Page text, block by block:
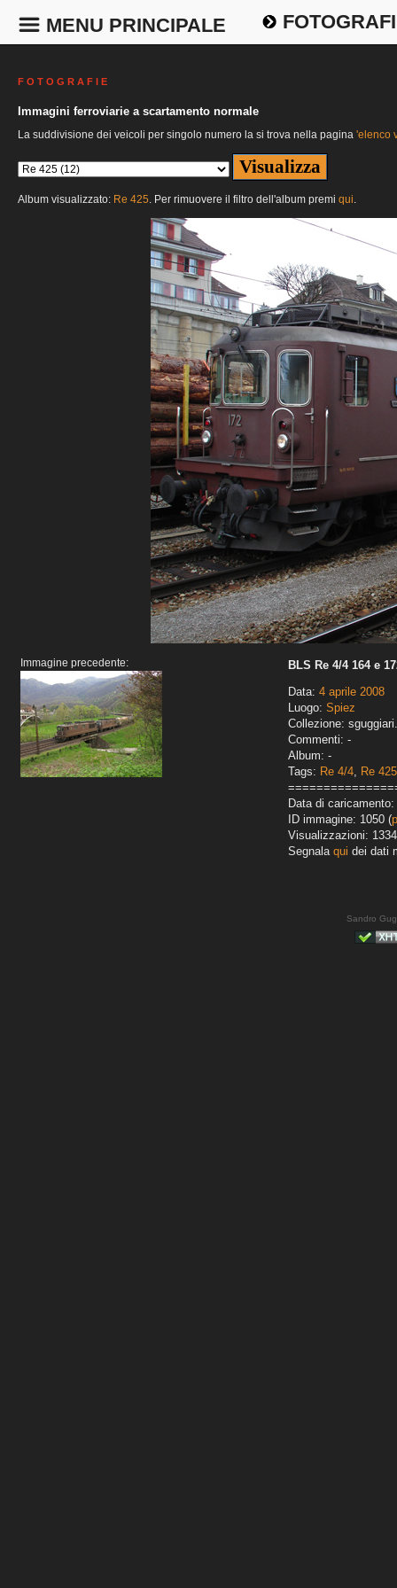
MENU PRINCIPALE
F O T O G R A F I E
Immagini ferroviarie a scartamento normale
La suddivisione dei veicoli per singolo numero la si trova nella pagina 'elenco
Album visualizzato: Re 425. Per rimuovere il filtro dell'album premi qui.
Immagine precedente:
BLS Re 4/4 164 e
Data: 4 aprile 2008
Luogo: Spiez
Collezione:
Commenti: -
Album: -
Tags: Re 4/4, Re 425
Data di caricamento:
ID immagine: 1050 (
Visualizzazioni: 1334
Segnala qui dei dati
Sandro